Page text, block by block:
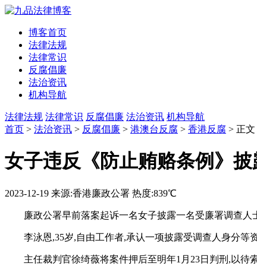
博客首页
法律法规
法律常识
反腐倡廉
法治资讯
机构导航
法律法规 法律常识 反腐倡廉 法治资讯 机构导航
首页 > 法治资讯 > 反腐倡廉 > 港澳台反腐 > 香港反腐 > 正文
女子违反《防止贿赂条例》
2023-12-19 来源:香港廉政公署 热度:839℃
廉政公署早前落案起诉一名女子披露一名受廉署调查人
李泳恩,35岁,自由工作者,承认一项披露受调查人身分等
主任裁判官徐绮薇将案件押后至明年1月23日判刑,以待